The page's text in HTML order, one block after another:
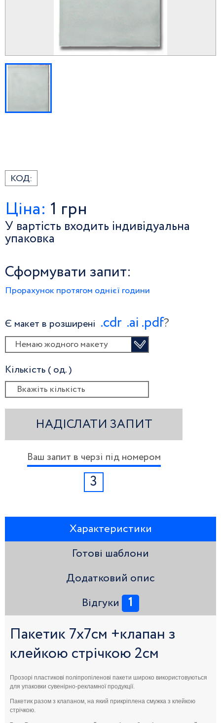
КОД:
Ціна: 1 грн
У вартість входить індивідуальна
упаковка
Сформувати запит:
Прорахунок протягом однієї години
Є макет в розширені .сdr .ai .pdf?
Немаю жодного макету
Кількість ( од. )
НАДІСЛАТИ ЗАПИТ
Ваш запит в черзі під номером
3
Характеристики
Готові шаблони
Додатковий опис
Відгуки 1
Пакетик 7х7см +клапан з
клейкою стрічкою 2см
Прозорі пластикові поліпропіленові пакети широко використовуються
для упаковки сувенірно-рекламної продукції.
Пакетик разом з клапаном, на який прикріплена смужка з клейкою
стрічкою.